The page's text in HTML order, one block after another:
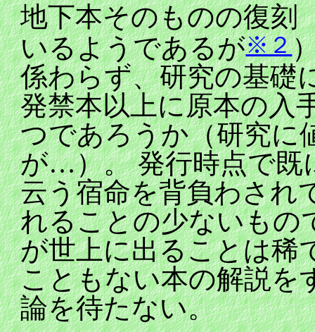
地下本そのものの復刻
いるようであるが※２
係わらず、研究の基礎
発禁本以上に原本の入
つであろうか（研究に
が…）。 発行時点で既
云う宿命を背負わされ
れることの少ないもの
が世上に出ることは稀
こともない本の解説を
論を待たない。